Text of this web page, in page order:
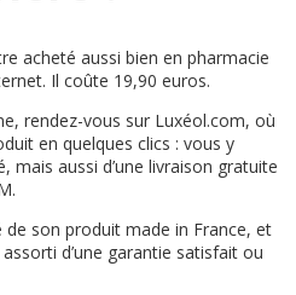
acheté aussi bien en pharmacie
Il coûte 19,90 euros.
rendez-vous sur Luxéol.com, où
en quelques clics : vous y
mais aussi d’une livraison gratuite
son produit made in France, et
d’une garantie satisfait ou